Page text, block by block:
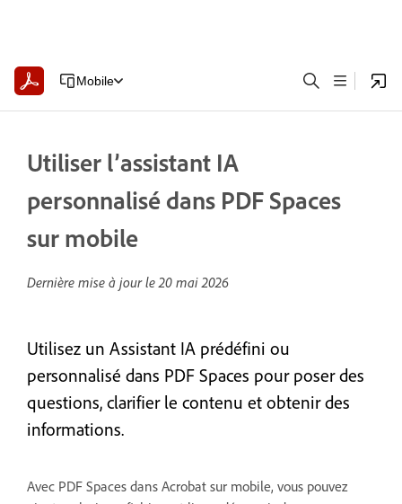
Mobile
Utiliser l’assistant IA
personnalisé dans PDF Spaces
sur mobile
Dernière mise à jour le20 mai 2026
Utilisez un Assistant IA prédéfini ou
personnalisé dans PDF Spaces pour poser des
questions, clarifier le contenu et obtenir des
informations.
Avec PDF Spaces dans Acrobat sur mobile, vous pouvez